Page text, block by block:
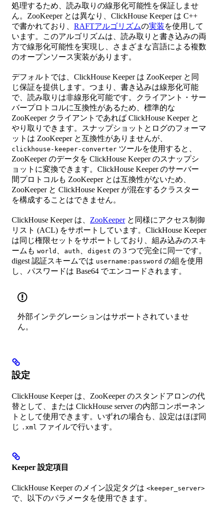
処理するため、読み取りの線形化可能性を保証しませ
ん。ZooKeeper とは異なり、ClickHouse Keeper は C++
で書かれており、 RAFTアルゴリズムの実装を使用して
います。このアルゴリズムは、読み取りと書き込みの両
方で線形化可能性を実現し、さまざまな言語による複数
のオープンソース実装があります。
デフォルトでは、ClickHouse Keeper は ZooKeeper と同
じ保証を提供します。つまり、書き込みは線形化可能
で、読み取りは非線形化可能です。クライアント・サー
バープロトコルに互換性があるため、標準的な
ZooKeeper クライアントであれば ClickHouse Keeper と
やり取りできます。スナップショットとログのフォーマ
ットは ZooKeeper と互換性がありませんが、
clickhouse-keeper-converter ツールを使用すると、
ZooKeeper のデータを ClickHouse Keeper のスナップシ
ョットに変換できます。ClickHouse Keeper のサーバー
間プロトコルも ZooKeeper とは互換性がないため、
ZooKeeper と ClickHouse Keeper が混在するクラスター
を構成することはできません。
ClickHouse Keeper は、 ZooKeeperと同様にアクセス制御
リスト (ACL) をサポートしています。ClickHouse Keeper
は同じ権限セットをサポートしており、組み込みのスキ
ームも world auth digest の 3 つで完全に同一です。
digest 認証スキームでは username:password の組を使用
し、パスワードは Base64 でエンコードされます。
外部インテグレーションはサポートされていませ
ん。
設定
ClickHouse Keeper は、ZooKeeper のスタンドアロンの代
替として、または ClickHouse server の内部コンポーネン
トとして使用できます。いずれの場合も、設定はほぼ同
じ .xml ファイルで行います。
Keeper 設定項目
ClickHouse Keeper のメイン設定タグは <keeper_server>
で、以下のパラメータを使用できます。